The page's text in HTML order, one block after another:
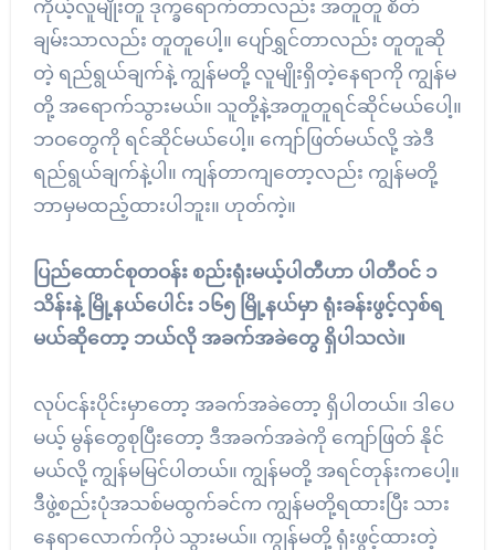
ကိုယ့်လူမျိုးတူ ဒုက္ခရောက်တာလည်း အတူတူ စိတ်
ချမ်းသာလည်း တူတူပေါ့။ ပျော်ရွှင်တာလည်း တူတူဆို
တဲ့ ရည်ရွယ်ချက်နဲ့ ကျွန်မတို့ လူမျိုးရှိတဲ့နေရာကို ကျွန်မ
တို့ အရောက်သွားမယ်။ သူတို့နဲ့အတူတူရင်ဆိုင်မယ်ပေါ့။
ဘဝတွေကို ရင်ဆိုင်မယ်ပေါ့။ ကျော်ဖြတ်မယ်လို့ အဲဒီ
ရည်ရွယ်ချက်နဲ့ပါ။ ကျန်တာကျတော့လည်း ကျွန်မတို့
ဘာမှမထည့်ထားပါဘူး။ ဟုတ်ကဲ့။
ပြည်ထောင်စုတဝန်း စည်းရုံးမယ့်ပါတီဟာ ပါတီဝင် ၁
သိန်းနဲ့ မြို့နယ်ပေါင်း ၁၆၅ မြို့နယ်မှာ ရုံးခန်းဖွင့်လှစ်ရ
မယ်ဆိုတော့ ဘယ်လို အခက်အခဲတွေ ရှိပါသလဲ။
လုပ်ငန်းပိုင်းမှာတော့ အခက်အခဲတော့ ရှိပါတယ်။ ဒါပေ
မယ့် မွန်တွေစုပြီးတော့ ဒီအခက်အခဲကို ကျော်ဖြတ် နိုင်
မယ်လို့ ကျွန်မမြင်ပါတယ်။ ကျွန်မတို့ အရင်တုန်းကပေါ့။
ဒီဖွဲ့စည်းပုံအသစ်မထွက်ခင်က ကျွန်မတို့ရထားပြီး သား
နေရာလောက်ကိုပဲ သွားမယ်။ ကျွန်မတို့ ရုံးဖွင့်ထားတဲ့